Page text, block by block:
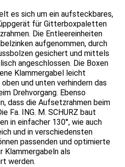
es sich um ein aufsteckbares,
für Gitterboxpaletten
Die Entleereinheiten
aufgenommen, durch
gesichert und mittels
angeschlossen. Die Boxen
Klammergabel leicht
und unten verhindern das
Drehvorgang. Ebenso
dass die Aufsetzrahmen beim
Fa. ING. M. SCHURZ baut
in einfacher 130°, wie auch
und in verschiedensten
passenden und optimierte
Klammergabeln als
werden.